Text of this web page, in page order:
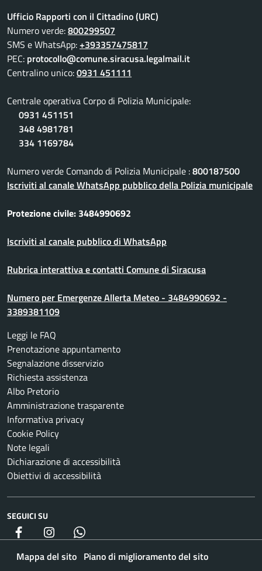
Ufficio Rapporti con il Cittadino (URC)
Numero verde:800299507
SMS e WhatsApp:+393357475817
PEC: protocollo@comune.siracusa.legalmail.it
Centralino unico:0931 451111
Centrale operativa Corpo di Polizia Municipale:
0931 451151
348 4981781
334 1169784
Numero verde Comando di Polizia Municipale :800187500
Iscriviti al canale WhatsApp pubblico della Polizia municipale
Protezione civile: 3484990692
Iscriviti al canale pubblico di WhatsApp
Rubrica interattiva e contatti Comune di Siracusa
Numero per Emergenze Allerta Meteo - 3484990692 -
3389381109
Leggi le FAQ
Prenotazione appuntamento
Segnalazione disservizio
Richiesta assistenza
Albo Pretorio
Amministrazione trasparente
Informativa privacy
Cookie Policy
Note legali
Dichiarazione di accessibilità
Obiettivi di accessibilità
SEGUICI SU
Facebook Instagram
Mappa del sito Piano di miglioramento del sito